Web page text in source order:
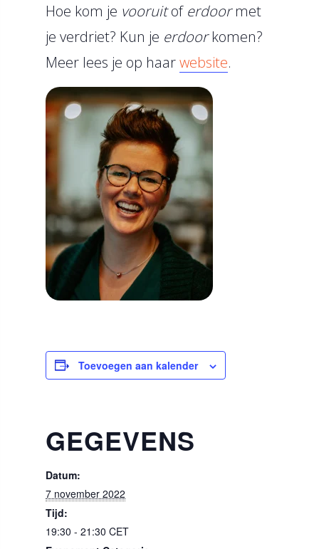
Hoe kom je vooruitof erdoormet
je verdriet? Kun je erdoorkomen?
Meer lees je op haarwebsite.
Toevoegen aan kalender
GEGEVENS
Datum:
7 november 2022
Tijd:
19:30 - 21:30 CET